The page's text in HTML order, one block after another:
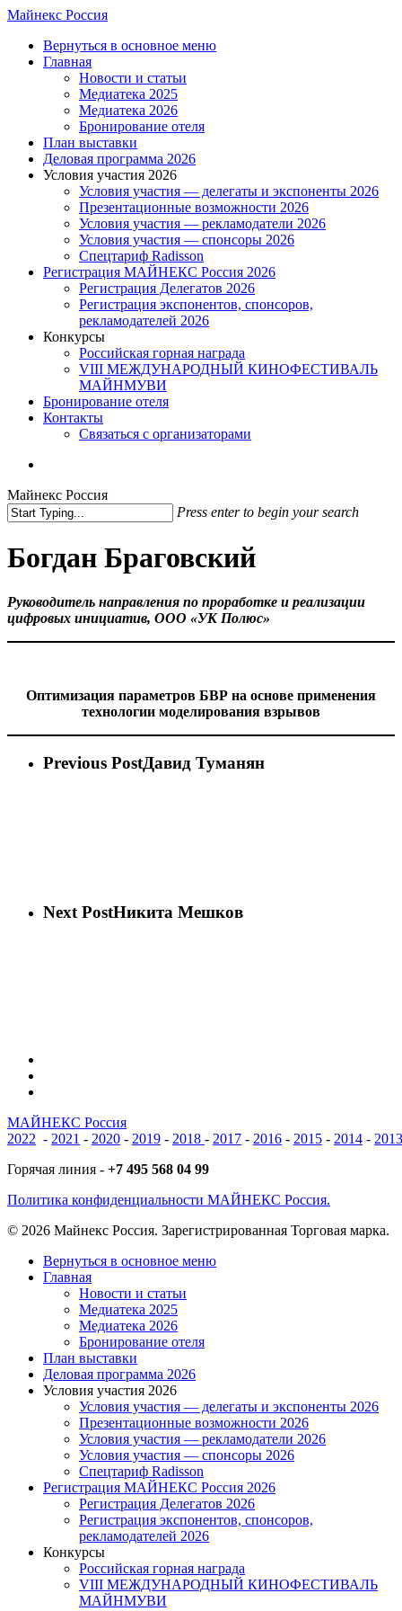
Skip
main
content
Майнекс Россия
Menu
Вернуться в основное меню
Главная
Новости и статьи
Медиатека 2025
Медиатека 2026
Бронирование отеля
План выставки
Деловая программа 2026
Условия участия 2026
Условия участия — делегаты и экспоненты 2026
Презентационные возможности 2026
Условия участия — рекламодатели 2026
Условия участия — спонсоры 2026
Спецтариф Radisson
Регистрация МАЙНЕКС Россия 2026
Регистрация Делегатов 2026
Регистрация экспонентов, спонсоров,
рекламодателей 2026
Конкурсы
Российская горная награда
VIII МЕЖДУНАРОДНЫЙ КИНОФЕСТИВАЛЬ
МАЙНМУВИ
Бронирование отеля
Контакты
Связаться с организаторами
Майнекс Россия
Press enter to begin your search
Search
Богдан Браговский
Руководитель направления по проработке и реализации
цифровых инициатив, ООО «УК Полюс»
Оптимизация параметров БВР на основе применения
технологии моделирования взрывов
Previous PostДавид Туманян
Next PostНикита Мешков
МАЙНЕКС Россия
2022 - 2021 - 2020 - 2019 - 2018 - 2017 - 2016 - 2015 - 2014 - 2013
Горячая линия - +7 495 568 04 99
Политика конфиденциальности МАЙНЕКС Россия.
© 2026 Майнекс Россия. Зарегистрированная Торговая марка.
Close
Menu
Вернуться в основное меню
Главная
Новости и статьи
Медиатека 2025
Медиатека 2026
Бронирование отеля
План выставки
Деловая программа 2026
Условия участия 2026
Условия участия — делегаты и экспоненты 2026
Презентационные возможности 2026
Условия участия — рекламодатели 2026
Условия участия — спонсоры 2026
Спецтариф Radisson
Регистрация МАЙНЕКС Россия 2026
Регистрация Делегатов 2026
Регистрация экспонентов, спонсоров,
рекламодателей 2026
Конкурсы
Российская горная награда
VIII МЕЖДУНАРОДНЫЙ КИНОФЕСТИВАЛЬ
МАЙНМУВИ